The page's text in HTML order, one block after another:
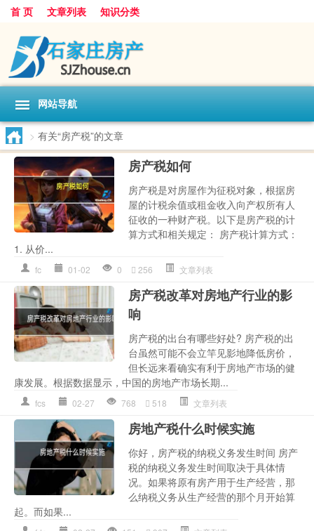
首 页 文章列表 知识分类
网站导航
> 有关“房产税”的文章
房产税如何
房产税是对房屋作为征税对象，根据房
屋的计税余值或租金收入向产权所有人
征收的一种财产税。以下是房产税的计
算方式和相关规定： 房产税计算方式：
1. 从价...
fc 01-02 0 256 文章列表
房产税改革对房地产行业的影
响
房产税的出台有哪些好处? 房产税的出
台虽然可能不会立竿见影地降低房价，
但长远来看确实有利于房地产市场的健
康发展。根据数据显示，中国的房地产市场长期...
fcs 02-27 768 518 文章列表
房地产税什么时候实施
你好，房产税的纳税义务发生时间 房产
税的纳税义务发生时间取决于具体情
况。如果将原有房产用于生产经营，那
么纳税义务从生产经营的那个月开始算
起。而如果...